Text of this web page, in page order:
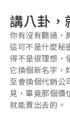
講八卦，
你有沒有聽過，
這可不是什麼秘
得不是很理想，
它換個新名字，
至會換個代銷公
見，畢竟那個價
就能賣出去的。